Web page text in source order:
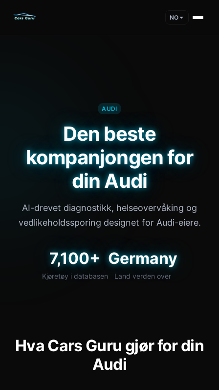
NO
AUDI
Den beste
kompanjongen for
din Audi
AI-drevet diagnostikk, helseovervåking og
vedlikeholdssporing designet for Audi-eiere.
7,100+
Kjøretøy i databasen
Germany
Land verden over
Hva Cars Guru gjør for din
Audi